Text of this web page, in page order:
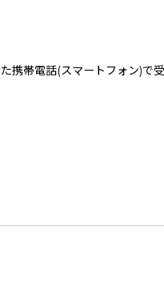
携帯電話(スマートフォン)